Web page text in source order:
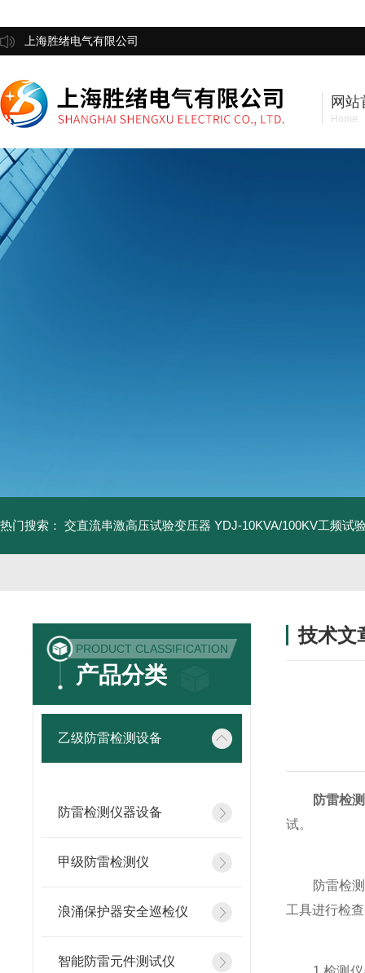
上海胜绪电气有限公司
网站
Home
热门搜索： 交直流串激高压试验变压器 YDJ-10KVA/100KV工频试
PRODUCT CLASSIFICATION
产品分类
乙级防雷检测设备
防雷检测仪器设备
甲级防雷检测仪
浪涌保护器安全巡检仪
智能防雷元件测试仪
技术文
防雷检
试。
防雷检测仪
工具进行检